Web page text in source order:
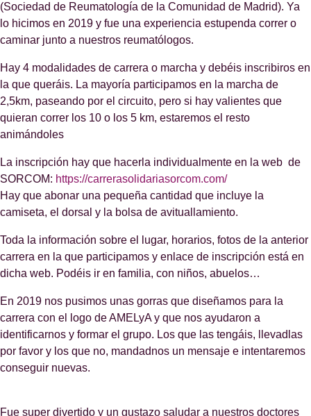
(Sociedad de Reumatología de la Comunidad de Madrid). Ya
lo hicimos en 2019 y fue una experiencia estupenda correr o
caminar junto a nuestros reumatólogos.
Hay 4 modalidades de carrera o marcha y debéis inscribiros en
la que queráis. La mayoría participamos en la marcha de
2,5km, paseando por el circuito, pero si hay valientes que
quieran correr los 10 o los 5 km, estaremos el resto
animándoles
La inscripción hay que hacerla individualmente en la web de
SORCOM: https://carrerasolidariasorcom.com/
Hay que abonar una pequeña cantidad que incluye la
camiseta, el dorsal y la bolsa de avituallamiento.
Toda la información sobre el lugar, horarios, fotos de la anterior
carrera en la que participamos y enlace de inscripción está en
dicha web. Podéis ir en familia, con niños, abuelos…
En 2019 nos pusimos unas gorras que diseñamos para la
carrera con el logo de AMELyA y que nos ayudaron a
identificarnos y formar el grupo. Los que las tengáis, llevadlas
por favor y los que no, mandadnos un mensaje e intentaremos
conseguir nuevas.
Fue super divertido y un gustazo saludar a nuestros doctores